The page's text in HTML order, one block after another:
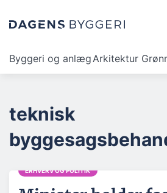
Byggeri og anlægArkitektur
teknisk
ERHVERV OG POLITIK